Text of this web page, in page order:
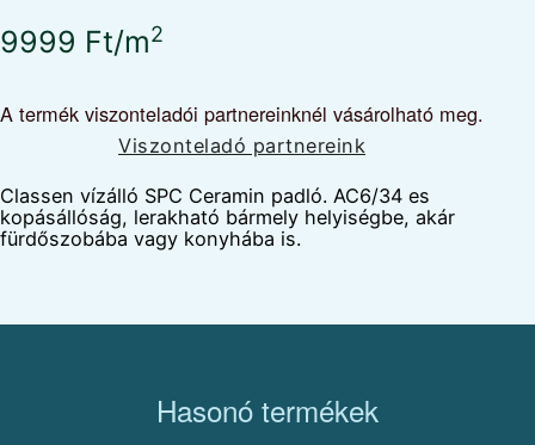
9999 Ft/m2
A termék viszonteladói partnereinknél vásárolható meg.
Viszonteladó partnereink
Classen vízálló SPC Ceramin padló. AC6/34 es
kopásállóság, lerakható bármely helyiségbe, akár
fürdőszobába vagy konyhába is.
Hasonó termékek